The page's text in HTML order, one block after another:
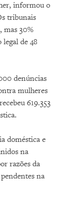
informou o
tribunais
mas 30%
de 48
denúncias
mulheres
619.353
doméstica e
na
razões da
na